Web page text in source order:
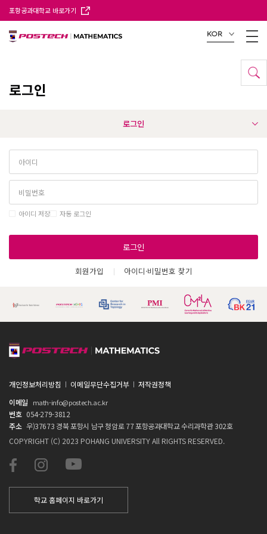
포항공과대학교 바로가기
KOR
로그인
로그인
아이디 저장 자동 로그인
로그인
회원가입 아이디·비밀번호 찾기
개인정보처리방침 이메일무단수집거부
저작권정책
이메일
math-info@postech.ac.kr
번호 054-279-3812
주소 우)37673 경북 포항시 남구 청암로 77 포항공과대학교 수리과학관 302호
COPYRIGHT (C) 2023 POHANG UNIVERSITY All RIGHTS RESERVED.
학교 홈페이지 바로가기